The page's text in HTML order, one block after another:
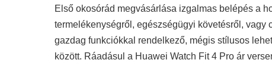
Első okosórád megvásárlása izgalmas belépés a
termelékenységről, egészségügyi követésről,
gazdag funkciókkal rendelkező, mégis stílusos
között. Ráadásul a Huawei Watch Fit 4 Pro ár